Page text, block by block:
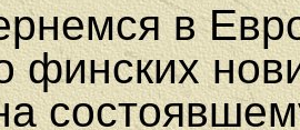
в
финских